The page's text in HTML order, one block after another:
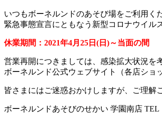
いつもボーネルンドのあそび場をご利用く
緊急事態宣言にともなう新型コロナウイル
休業期間：2021年4月25日(日)～当面の間
営業再開につきましては、感染拡大状況を
ボーネルンド公式ウェブサイト（各店ショ
皆さまにはご迷惑おかけしますが、ご理解
ボーネルンドあそびのせかい 学園南店 TEL